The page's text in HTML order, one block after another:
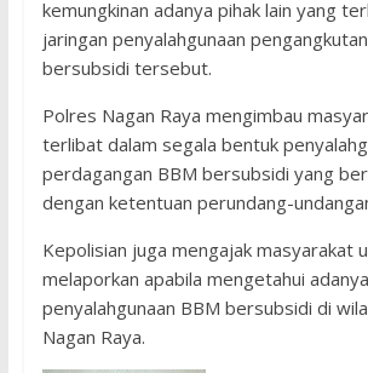
kemungkinan adanya pihak lain yang
jaringan penyalahgunaan
bersubsidi tersebut.
Polres Nagan Raya mengimbau
terlibat dalam segala bentuk
perdagangan BBM bersubsidi yang
dengan ketentuan perundang-
Kepolisian juga mengajak masyarakat
melaporkan apabila mengetahui
penyalahgunaan BBM bersubsidi di
Nagan Raya.